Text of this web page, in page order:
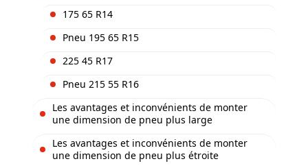
175 65 R14
Pneu 195 65 R15
225 45 R17
Pneu 215 55 R16
Les avantages et inconvénients de monter
une dimension de pneu plus large
Les avantages et inconvénients de monter
une dimension de pneu plus étroite